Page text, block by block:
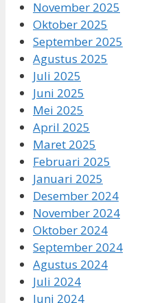
November 2025
Oktober 2025
September 2025
Agustus 2025
Juli 2025
Juni 2025
Mei 2025
April 2025
Maret 2025
Februari 2025
Januari 2025
Desember 2024
November 2024
Oktober 2024
September 2024
Agustus 2024
Juli 2024
Juni 2024